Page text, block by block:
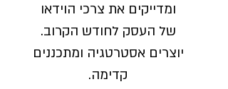
ומדייקים את צרכי הוידאו
של העסק לחודש הקרוב.
יוצרים אסטרטגיה ומתכננים
קדימה.